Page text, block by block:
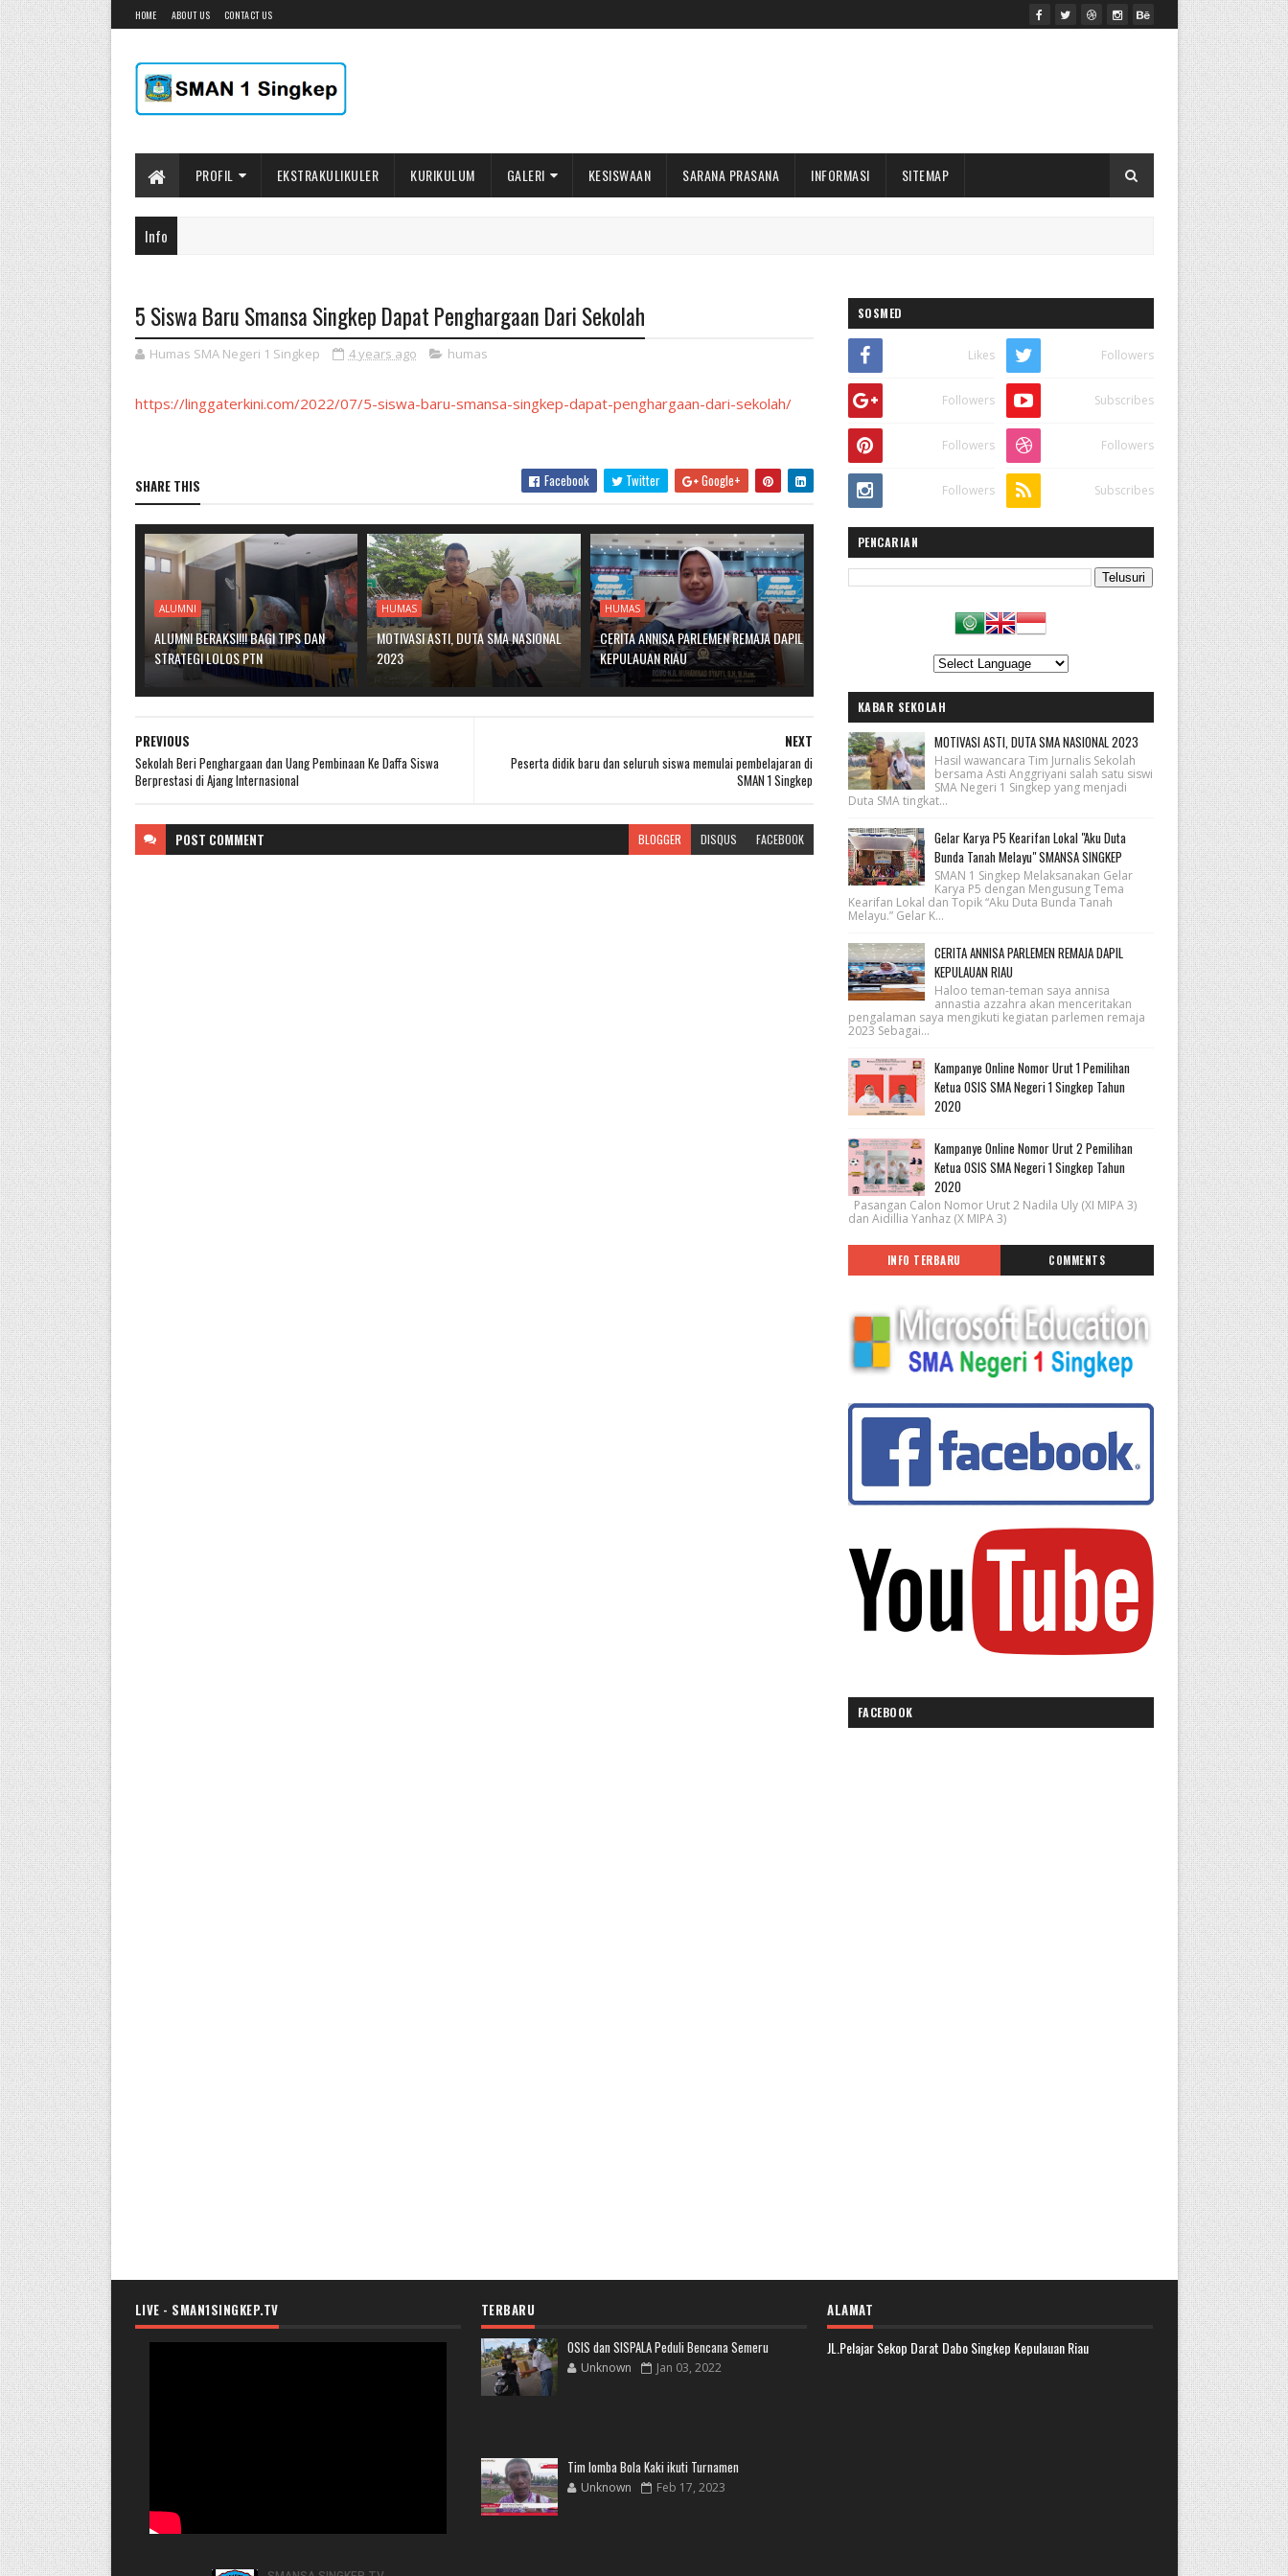
HOME ABOUT US CONTACT US
PROFIL EKSTRAKULIKULER KURIKULUM GALERI KESISWAAN SARANA PRASANA INFORMASI SITEMAP
Info
5 Siswa Baru Smansa Singkep Dapat Penghargaan Dari Sekolah
Humas SMA Negeri 1 Singkep 4 years ago humas
https://linggaterkini.com/2022/07/5-siswa-baru-smansa-singkep-dapat-penghargaan-dari-sekolah/
SHARE THIS Facebook Twitter Google+
ALUMNI
ALUMNI BERAKSI!!! BAGI TIPS DAN
STRATEGI LOLOS PTN
HUMAS
MOTIVASI ASTI, DUTA SMA NASIONAL
2023
HUMAS
CERITA ANNISA PARLEMEN REMAJA DAPIL
KEPULAUAN RIAU
NEXT
Peserta didik baru dan seluruh siswa memulai pembelajaran di
SMAN 1 Singkep
PREVIOUS
Sekolah Beri Penghargaan dan Uang Pembinaan Ke Daffa Siswa
Berprestasi di Ajang Internasional
POST COMMENT BLOGGER DISQUS FACEBOOK
SOSMED
Likes Followers
Followers Subscribes
Followers Followers
Followers Subscribes
PENCARIAN
KABAR SEKOLAH
MOTIVASI ASTI, DUTA SMA NASIONAL 2023
Hasil wawancara Tim Jurnalis Sekolah
bersama Asti Anggriyani salah satu siswi
SMA Negeri 1 Singkep yang menjadi
Duta SMA tingkat...
Gelar Karya P5 Kearifan Lokal "Aku Duta
Bunda Tanah Melayu" SMANSA SINGKEP
SMAN 1 Singkep Melaksanakan Gelar
Karya P5 dengan Mengusung Tema
Kearifan Lokal dan Topik “Aku Duta Bunda Tanah
Melayu.” Gelar K...
CERITA ANNISA PARLEMEN REMAJA DAPIL
KEPULAUAN RIAU
Haloo teman-teman saya annisa
annastia azzahra akan menceritakan
pengalaman saya mengikuti kegiatan parlemen remaja
2023 Sebagai...
Kampanye Online Nomor Urut 1 Pemilihan
Ketua OSIS SMA Negeri 1 Singkep Tahun
2020
Kampanye Online Nomor Urut 2 Pemilihan
Ketua OSIS SMA Negeri 1 Singkep Tahun
2020
Pasangan Calon Nomor Urut 2 Nadila Uly (XI MIPA 3)
dan Aidillia Yanhaz (X MIPA 3)
INFO TERBARU COMMENTS
FACEBOOK
LIVE - SMAN1SINGKEP.TV
TERBARU
OSIS dan SISPALA Peduli Bencana Semeru
Unknown Jan 03, 2022
Tim lomba Bola Kaki ikuti Turnamen
Unknown Feb 17, 2023
ALAMAT
JL.Pelajar Sekop Darat Dabo Singkep Kepulauan Riau